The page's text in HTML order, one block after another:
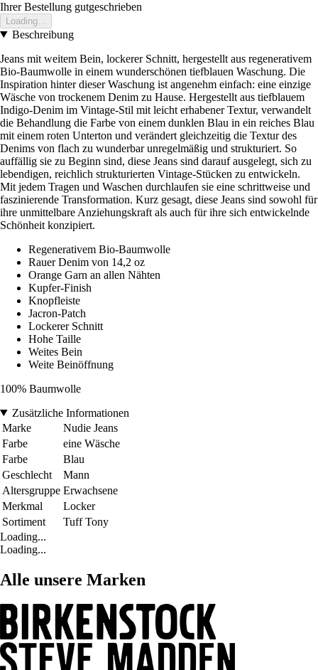
Ihrer Bestellung gutgeschrieben
Loading...
Beschreibung
Jeans mit weitem Bein, lockerer Schnitt, hergestellt aus regenerativem
Bio-Baumwolle in einem wunderschönen tiefblauen Waschung. Die
Inspiration hinter dieser Waschung ist angenehm einfach: eine einzige
Wäsche von trockenem Denim zu Hause. Hergestellt aus tiefblauem
Indigo-Denim im Vintage-Stil mit leicht erhabener Textur, verwandelt
die Behandlung die Farbe von einem dunklen Blau in ein reiches Blau
mit einem roten Unterton und verändert gleichzeitig die Textur des
Denims von flach zu wunderbar unregelmäßig und strukturiert. So
auffällig sie zu Beginn sind, diese Jeans sind darauf ausgelegt, sich zu
lebendigen, reichlich strukturierten Vintage-Stücken zu entwickeln.
Mit jedem Tragen und Waschen durchlaufen sie eine schrittweise und
faszinierende Transformation. Kurz gesagt, diese Jeans sind sowohl für
ihre unmittelbare Anziehungskraft als auch für ihre sich entwickelnde
Schönheit konzipiert.
Regenerativem Bio-Baumwolle
Rauer Denim von 14,2 oz
Orange Garn an allen Nähten
Kupfer-Finish
Knopfleiste
Jacron-Patch
Lockerer Schnitt
Hohe Taille
Weites Bein
Weite Beinöffnung
100% Baumwolle
Zusätzliche Informationen
Marke
Nudie Jeans
Farbe
eine Wäsche
Farbe
Blau
Geschlecht
Mann
Altersgruppe Erwachsene
Merkmal
Locker
Sortiment
Tuff Tony
Loading...
Loading...
Alle unsere Marken